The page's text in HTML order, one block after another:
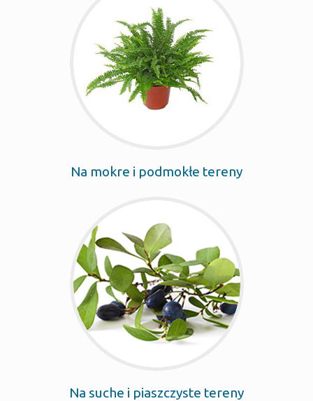
Na mokre i podmokłe tereny
Na suche i piaszczyste tereny